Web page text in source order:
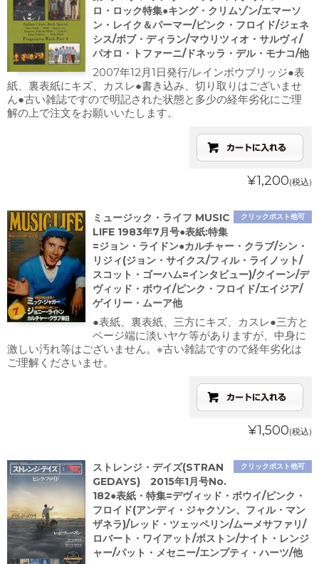
ロ・ロック特集●キング・クリムゾン/エマーソ
ン・レイク＆パーマー/ピンク・フロイド/ジェネ
シス/ボブ・ディラン/マウリツィオ・サルヴィ/
パオロ・トファーニ/ドネッラ・デル・モナコ/他
2007年12月1日発行/レインボウブリッジ●表
紙、裏表紙にキズ、カスレ●書き込み、切り取りはございませ
ん●古い雑誌ですので明記された状態と多少の経年劣化にご理
解の上で注文をお願いいたします。
¥1,200(税込)
クリックポスト他可
ミュージック・ライフ MUSIC
LIFE 1983年7月号●表紙:特集
=ジョン・ライドン●カルチャー・クラブ/シン・
リジィ(ジョン・サイクス/フィル・ライノット/
スコット・ゴーハム=インタビュー)/クイーン/デ
ヴィッド・ボウイ/ピンク・フロイド/エイジア/
ゲイリー・ムーア他
●表紙、裏表紙、三方にキズ、カスレ●三方と
ページ端に淡いヤケ等がありますが、中身に
激しい汚れ等はございません。※古い雑誌ですので経年劣化は
ご理解くださいませ。
¥1,500(税込)
クリックポスト他可
ストレンジ・デイズ(STRAN
GEDAYS) 2015年1月号No.
182●表紙・特集=デヴィッド・ボウイ/ピンク・
フロイド(アンディ・ジャクソン、フィル・マン
ザネラ)/レッド・ツェッペリン/ムーメサファリ/
ロバート・ワイアット/ボストン/ナイト・レンジ
ャー/パット・メセニー/エンプティ・ハーツ/他